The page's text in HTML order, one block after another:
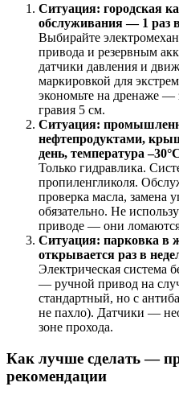
Ситуация: городская
обслуживания — 1 раз
Выбирайте
привода и резервным
датчики давления и
маркировкой для
экономьте на дренаже —
гравия 5 см.
Ситуация:
нефтепродуктами,
день, температура
Только гидравлика.
пропиленгликоля.
проверка масла,
обязательно. Не
приводе — они
Ситуация: парковка в
открывается раз в
Электрическая система
— ручной привод на
стандартный, но с
не пахло). Датчики —
зоне прохода.
Как лучше сделать —
рекомендации